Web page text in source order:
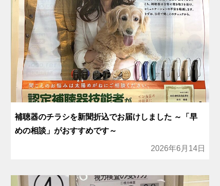
補聴器のチラシを新聞折込でお届けしました ～「早
めの相談」がおすすめです～
2026年6月14日